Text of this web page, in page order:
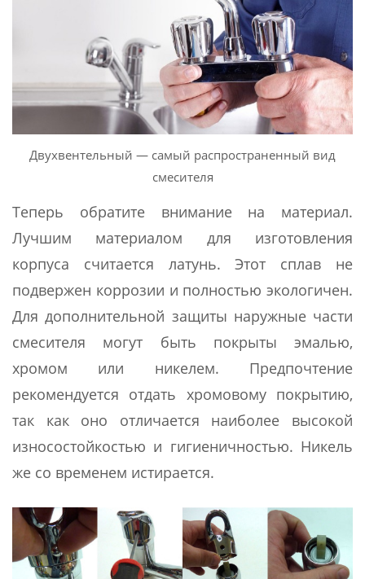
Двухвентельный — самый распространенный вид
смесителя
Теперь обратите внимание на материал.
Лучшим материалом для изготовления
корпуса считается латунь. Этот сплав не
подвержен коррозии и полностью экологичен.
Для дополнительной защиты наружные части
смесителя могут быть покрыты эмалью,
хромом или никелем. Предпочтение
рекомендуется отдать хромовому покрытию,
так как оно отличается наиболее высокой
износостойкостью и гигиеничностью. Никель
же со временем истирается.